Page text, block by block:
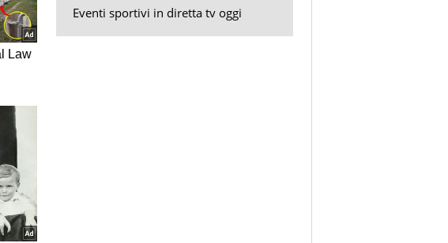
Eventi sportivi in diretta tv oggi